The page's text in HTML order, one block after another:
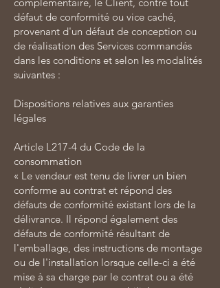
défaut de conformité ou vice caché,
provenant d'un défaut de conception ou
de réalisation des Services commandés
dans les conditions et selon les modalités
suivantes :
Dispositions relatives aux garanties
légales
Article L217-4 du Code de la
consommation
« Le vendeur est tenu de livrer un bien
conforme au contrat et répond des
défauts de conformité existant lors de la
délivrance. Il répond également des
défauts de conformité résultant de
l'emballage, des instructions de montage
ou de l'installation lorsque celle-ci a été
mise à sa charge par le contrat ou a été